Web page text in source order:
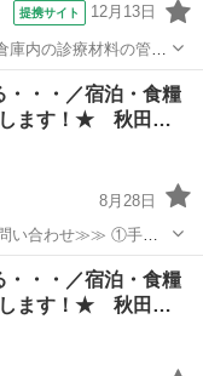
提携サイト 12月13日
ピッキング等 ・秋田市
随業務 ※当社請
・・・／宿泊・食糧
します！★ 秋田…
8月28日
問い合わせ≫≫ ①手持
い ③携帯が止まって
のプロの
・・・／宿泊・食糧
します！★ 秋田…